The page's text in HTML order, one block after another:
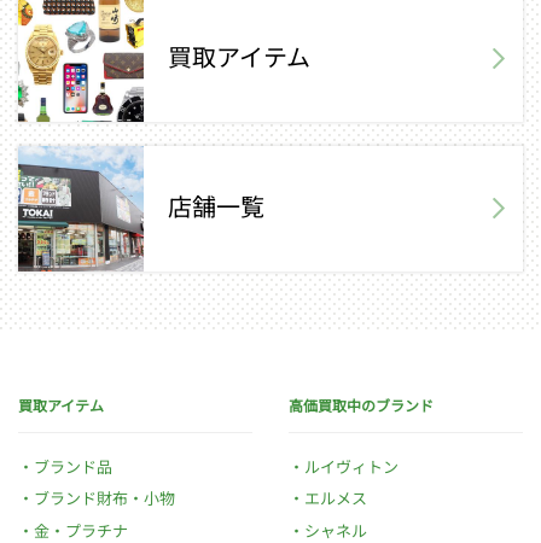
買取アイテム
店舗一覧
買取アイテム
ブランド品
ブランド財布・小物
金・プラチナ
高価買取中のブランド
ルイヴィトン
エルメス
シャネル